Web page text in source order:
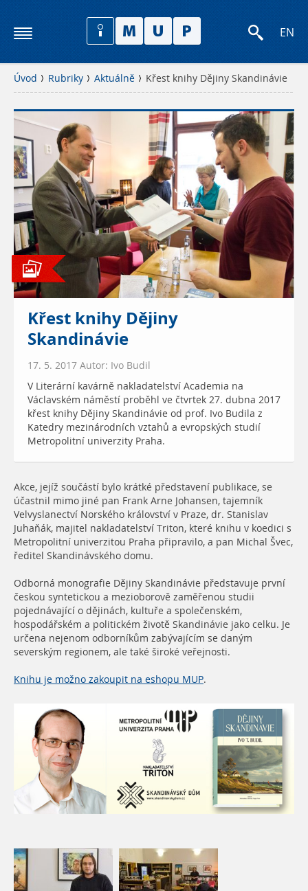
EN
Úvod Rubriky Aktuálně Křest knihy Dějiny Skandinávie
Křest knihy Dějiny
Skandinávie
17. 5. 2017 Autor: Ivo Budil
V Literární kavárně nakladatelství Academia na
Václavském náměstí proběhl ve čtvrtek 27. dubna 2017
křest knihy Dějiny Skandinávie od prof. Ivo Budila z
Katedry mezinárodních vztahů a evropských studií
Metropolitní univerzity Praha.
Akce, jejíž součástí bylo krátké představení publikace, se
účastnil mimo jiné pan Frank Arne Johansen, tajemník
Velvyslanectví Norského království v Praze, dr. Stanislav
Juhaňák, majitel nakladatelství Triton, které knihu v koedici s
Metropolitní univerzitou Praha připravilo, a pan Michal Švec,
ředitel Skandinávského domu.
Odborná monografie Dějiny Skandinávie představuje první
českou syntetickou a mezioborově zaměřenou studii
pojednávající o dějinách, kultuře a společenském,
hospodářském a politickém životě Skandinávie jako celku. Je
určena nejenom odborníkům zabývajícím se daným
severským regionem, ale také široké veřejnosti.
Knihu je možno zakoupit na eshopu MUP.